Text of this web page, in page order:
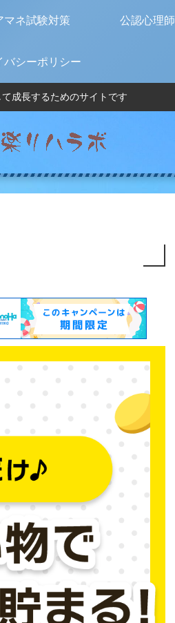
成長するためのサイトです
マネ試験対策 公認心理師
バシーポリシー